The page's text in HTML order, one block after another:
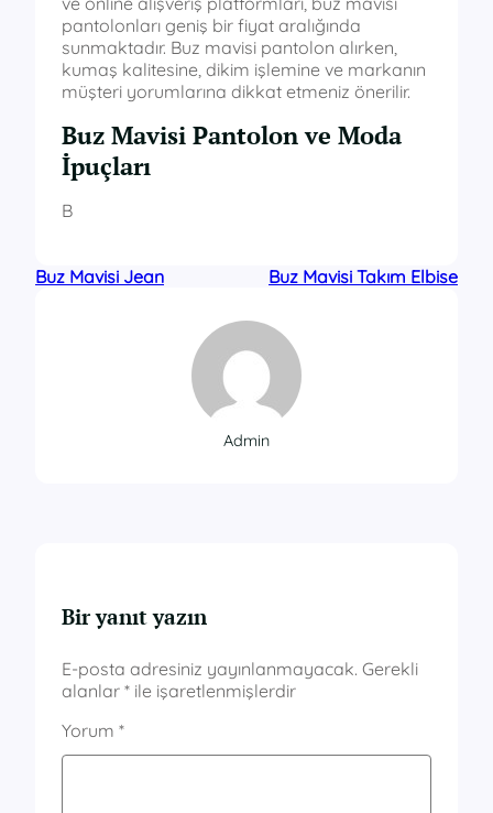
pantolonları geniş bir fiyat aralığında
sunmaktadır. Buz mavisi pantolon alırken,
kumaş kalitesine, dikim işlemine ve markanın
müşteri yorumlarına dikkat etmeniz önerilir.
Buz Mavisi Pantolon ve Moda
İpuçları
B
Buz Mavisi Jean Buz Mavisi Takım Elbise
Admin
Bir yanıt yazın
E-posta adresiniz yayınlanmayacak. Gerekli
alanlar * ile işaretlenmişlerdir
Yorum *